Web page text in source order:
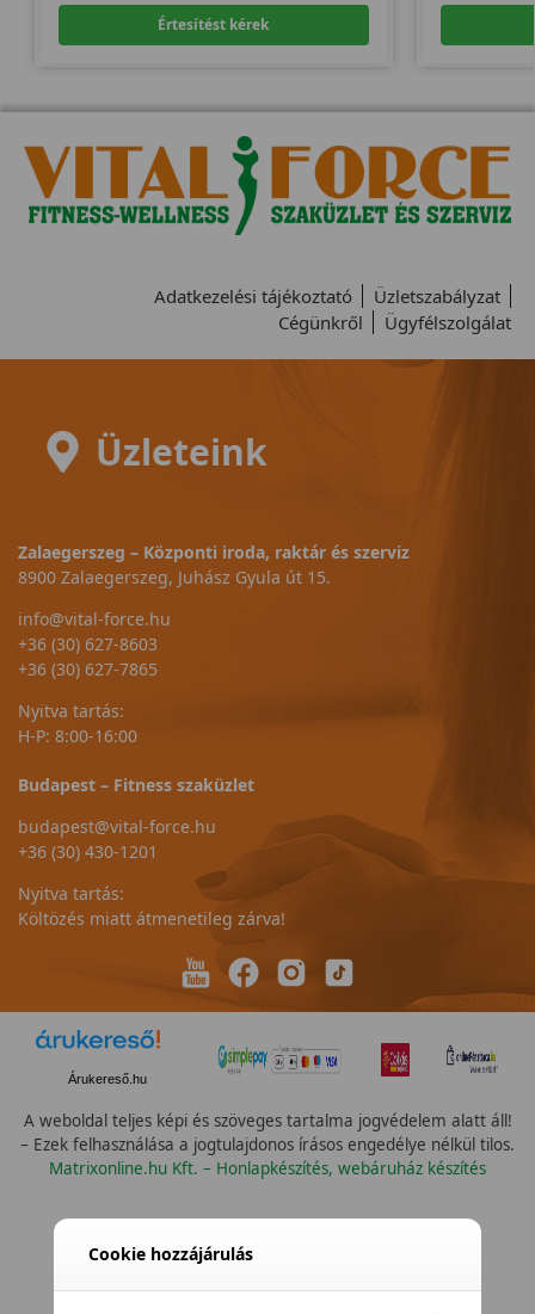
Értesítést kérek
Adatkezelési tájékoztató
Üzletszabályzat
Cégünkről
Ügyfélszolgálat
Üzleteink
Zalaegerszeg – Központi iroda, raktár és szerviz
8900 Zalaegerszeg, Juhász Gyula út 15.
info@vital-force.hu
+36 (30) 627-8603
+36 (30) 627-7865
Nyitva tartás:
H-P: 8:00-16:00
Budapest – Fitness szaküzlet
budapest@vital-force.hu
+36 (30) 430-1201
Nyitva tartás:
Költözés miatt átmenetileg zárva!
Árukereső.hu
A weboldal teljes képi és szöveges tartalma jogvédelem alatt áll!
– Ezek felhasználása a jogtulajdonos írásos engedélye nélkül tilos.
Matrixonline.hu Kft. – Honlapkészítés, webáruház készítés
Cookie hozzájárulás